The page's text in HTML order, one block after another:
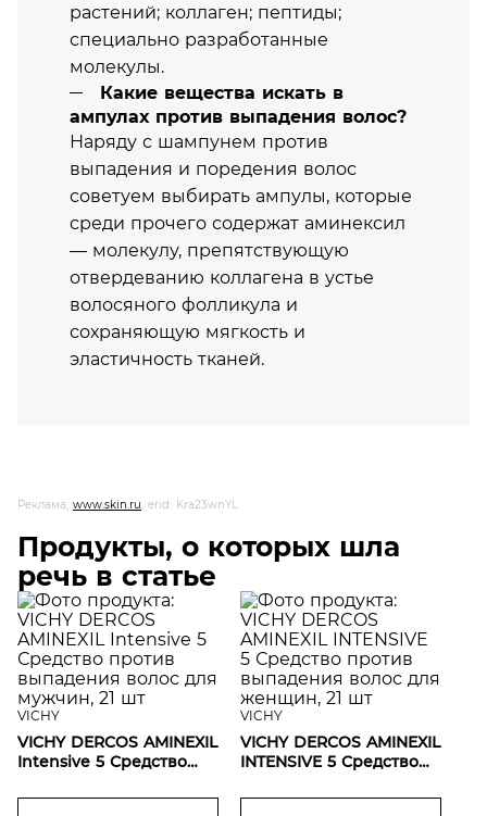
растений; коллаген; пептиды;
специально разработанные
молекулы.
Какие вещества искать в
ампулах против выпадения волос?
Наряду с шампунем против
выпадения и поредения волос
советуем выбирать ампулы, которые
среди прочего содержат аминексил
— молекулу, препятствующую
отвердеванию коллагена в устье
волосяного фолликула и
сохраняющую мягкость и
эластичность тканей.
Реклама, www.skin.ru, erid: Kra23wnYL
Продукты, о которых шла
речь в статье
VICHY
VICHY DERCOS AMINEXIL
Intensive 5 Средство
волос для мужчин, 21
VICHY
VICHY DERCOS AMINEXIL
INTENSIVE 5 Средство
волос для женщин, 21